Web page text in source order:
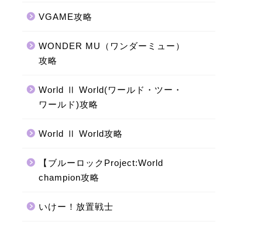
VGAME攻略
WONDER MU（ワンダーミュー）
攻略
World Ⅱ World(ワールド・ツー・
ワールド)攻略
World Ⅱ World攻略
【ブルーロックProject:World
champion攻略
いけー！放置戦士